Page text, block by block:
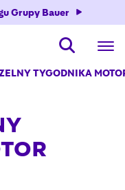
Grupy Bauer
TYGODNIKA